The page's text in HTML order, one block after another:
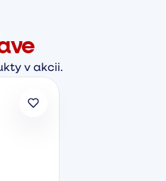
v akcii.